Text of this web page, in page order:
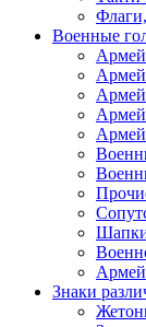
Военные
Знаки